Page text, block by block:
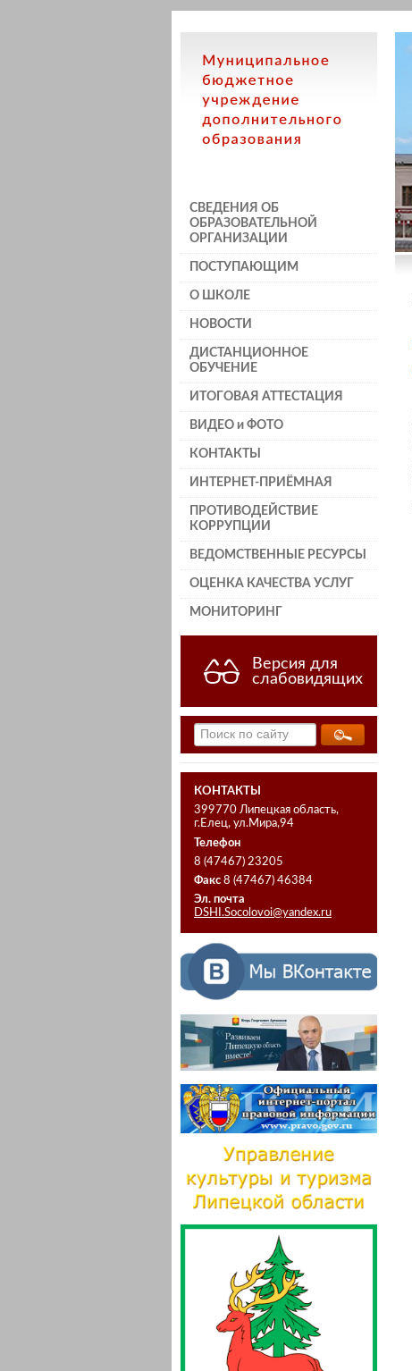
СВЕДЕНИЯ ОБ
ОБРАЗОВАТЕЛЬНОЙ
ОРГАНИЗАЦИИ
ПОСТУПАЮЩИМ
О ШКОЛЕ
НОВОСТИ
ДИСТАНЦИОННОЕ
ОБУЧЕНИЕ
ИТОГОВАЯ АТТЕСТАЦИЯ
ВИДЕО и ФОТО
КОНТАКТЫ
ИНТЕРНЕТ-ПРИЁМНАЯ
ПРОТИВОДЕЙСТВИЕ
КОРРУПЦИИ
ВЕДОМСТВЕННЫЕ РЕСУРСЫ
ОЦЕНКА КАЧЕСТВА УСЛУГ
МОНИТОРИНГ
Версия для
слабовидящих
КОНТАКТЫ
399770 Липецкая область,
г.Елец, ул.Мира,94
Телефон
8 (47467) 23205
Факс 8 (47467) 46384
Эл. почта
DSHI.Socolovoi@yandex.ru